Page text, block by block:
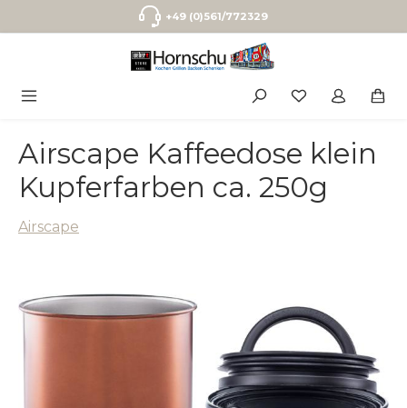
Zum Hauptinhalt springen+49 (0)561/772329
Airscape Kaffeedose klein
Kupferfarben ca. 250g
Airscape